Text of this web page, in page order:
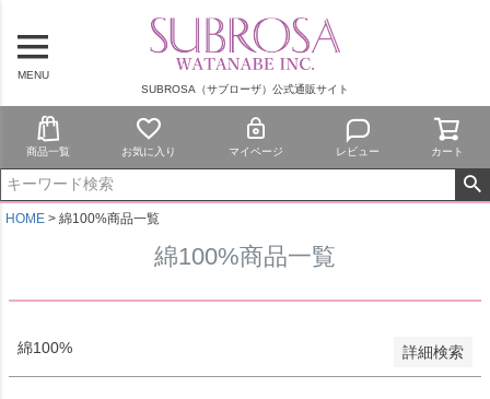
MENU
SUBROSA（サブローザ）公式通販サイト
商品一覧 お気に入り マイページ レビュー カート
HOME 綿100%商品一覧
綿100%商品一覧
綿100% 詳細検索
予約商品のみを表示
価格が安い順
価格が高い順
優先度順
キーワードヒット順
検索